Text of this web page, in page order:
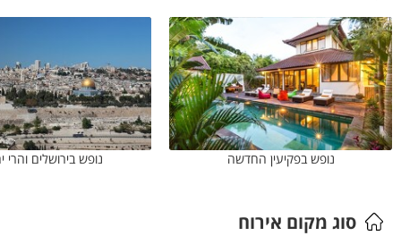
נופש בפקיעין החדשה נופש בירושלים והרי
סוג מקום אירוח